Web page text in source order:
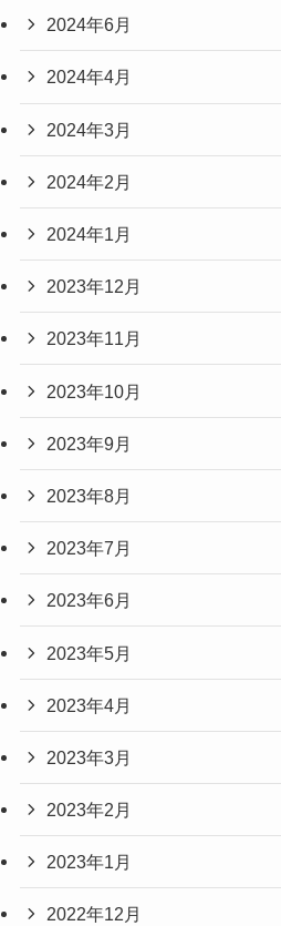
2024年6月
2024年4月
2024年3月
2024年2月
2024年1月
2023年12月
2023年11月
2023年10月
2023年9月
2023年8月
2023年7月
2023年6月
2023年5月
2023年4月
2023年3月
2023年2月
2023年1月
2022年12月